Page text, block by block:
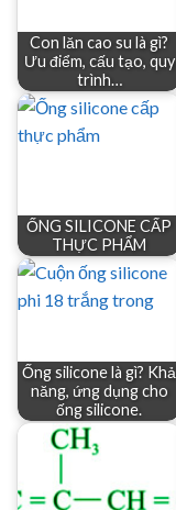
Con lăn cao su là gì?
Ưu điểm, cấu tạo, quy
trình…
ỐNG SILICONE CẤP
THỰC PHẨM
Ống silicone là gì? Khả
năng, ứng dụng cho
ống silicone.